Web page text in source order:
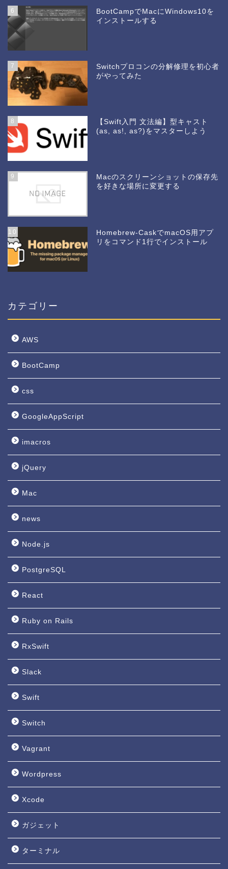
6
BootCampでMacにWindows10を
インストールする
7
Switchプロコンの分解修理を初心者
がやってみた
8
【Swift入門 文法編】型キャスト
(as, as!, as?)をマスターしよう
9
Macのスクリーンショットの保存先
を好きな場所に変更する
10
Homebrew-CaskでmacOS用アプ
リをコマンド1行でインストール
カテゴリー
AWS
BootCamp
css
GoogleAppScript
imacros
jQuery
Mac
news
Node.js
PostgreSQL
React
Ruby on Rails
RxSwift
Slack
Swift
Switch
Vagrant
Wordpress
Xcode
ガジェット
ターミナル